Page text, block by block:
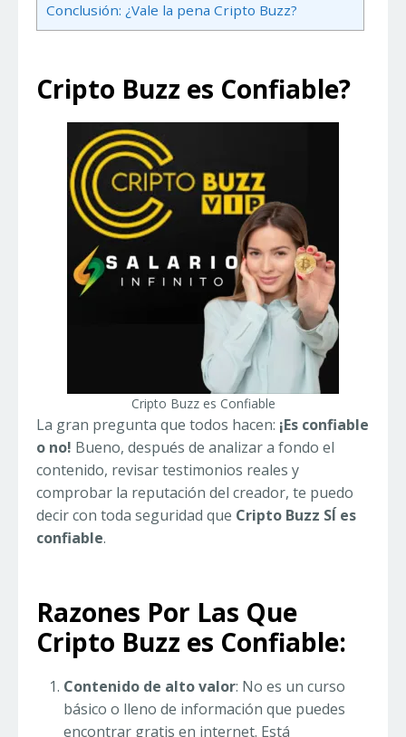
Conclusión: ¿Vale la pena Cripto Buzz?
Cripto Buzz es Confiable?
Cripto Buzz es Confiable
La gran pregunta que todos hacen: ¡Es confiable
o no! Bueno, después de analizar a fondo el
contenido, revisar testimonios reales y
comprobar la reputación del creador, te puedo
decir con toda seguridad que Cripto Buzz SÍ es
confiable.
Razones Por Las Que
Cripto Buzz es Confiable:
Contenido de alto valor: No es un curso
básico o lleno de información que puedes
encontrar gratis en internet. Está